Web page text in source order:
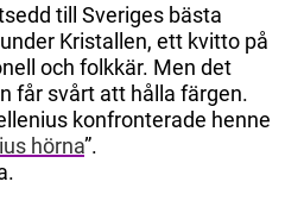
till Sveriges bästa
Kristallen, ett kvitto på
och folkkär. Men det
får svårt att hålla färgen.
konfronterade henne
hörna”.